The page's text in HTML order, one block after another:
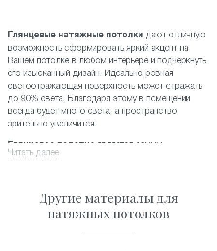
Глянцевые натяжные потолки дают отличную
возможность сформировать яркий акцент на
Вашем потолке в любом интерьере и подчеркнуть
его изысканный дизайн. Идеально ровная
светоотражающая поверхность может отражать
до 90% света. Благодаря этому в помещении
всегда будет много света, а пространство
зрительно увеличится.
Глянцевое полотно является самым
популярным среди фактур, представленных на
светлые цвета. Производится глянцевый
качества. Данный материал полностью
соответствует существующим экологическим
Читать далее
Другие материалы для
натяжных потолков